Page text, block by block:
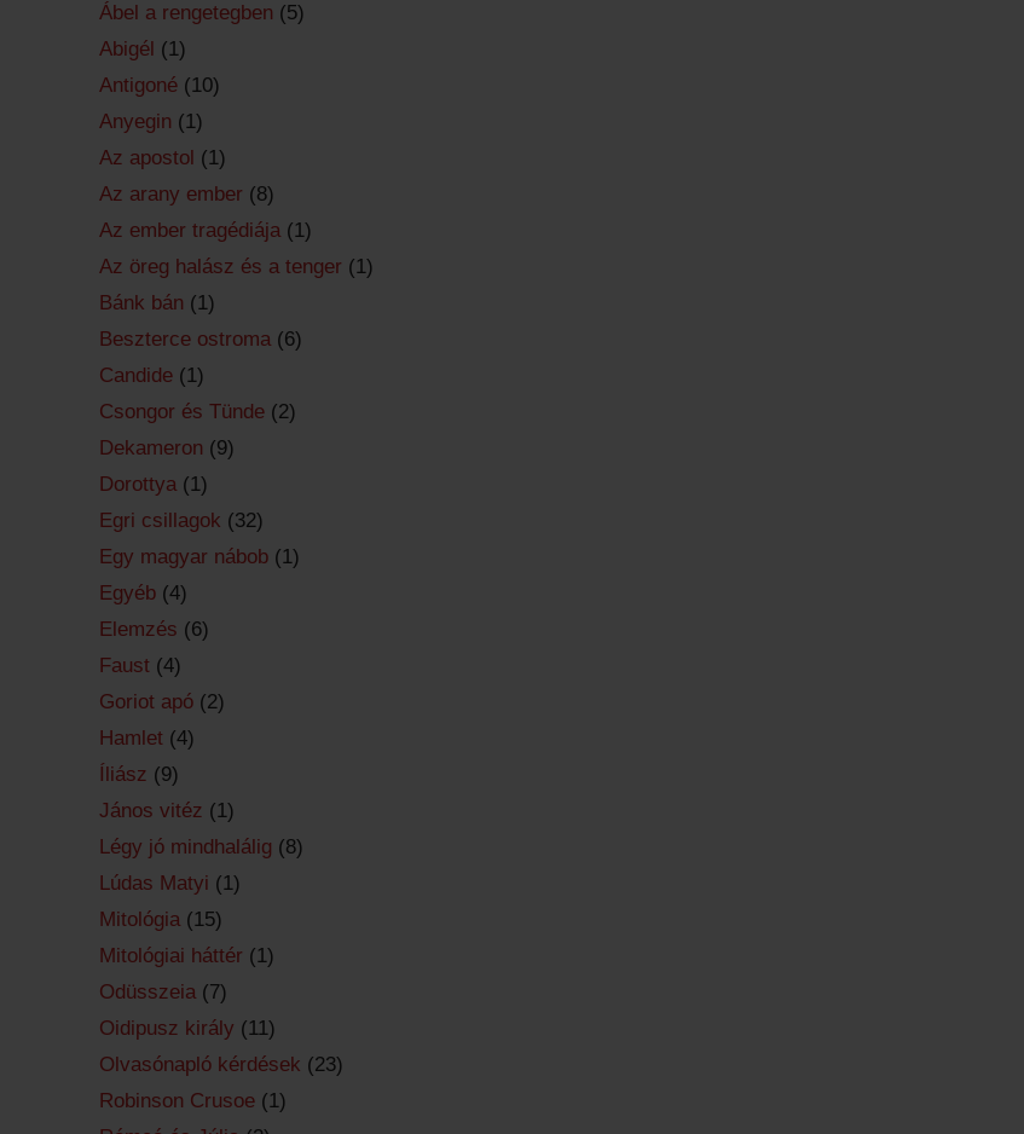
Ábel a rengetegben (5)
Abigél (1)
Antigoné (10)
Anyegin (1)
Az apostol (1)
Az arany ember (8)
Az ember tragédiája (1)
Az öreg halász és a tenger (1)
Bánk bán (1)
Beszterce ostroma (6)
Candide (1)
Csongor és Tünde (2)
Dekameron (9)
Dorottya (1)
Egri csillagok (32)
Egy magyar nábob (1)
Egyéb (4)
Elemzés (6)
Faust (4)
Goriot apó (2)
Hamlet (4)
Íliász (9)
János vitéz (1)
Légy jó mindhalálig (8)
Lúdas Matyi (1)
Mitológia (15)
Mitológiai háttér (1)
Odüsszeia (7)
Oidipusz király (11)
Olvasónapló kérdések (23)
Robinson Crusoe (1)